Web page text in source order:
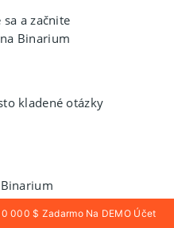
a začnite
Binarium
účtu
kladené otázky
000 $ Zadarmo Na DEMO Účet